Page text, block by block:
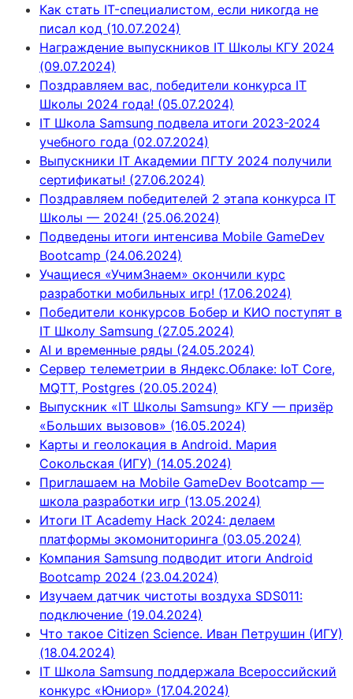
Как стать IT-специалистом, если никогда не
писал код (10.07.2024)
Награждение выпускников IT Школы КГУ 2024
(09.07.2024)
Поздравляем вас, победители конкурса IT
Школы 2024 года! (05.07.2024)
IT Школа Samsung подвела итоги 2023-2024
учебного года (02.07.2024)
Выпускники IT Академии ПГТУ 2024 получили
сертификаты! (27.06.2024)
Поздравляем победителей 2 этапа конкурса IT
Школы — 2024! (25.06.2024)
Подведены итоги интенсива Mobile GameDev
Bootcamp (24.06.2024)
Учащиеся «УчимЗнаем» окончили курс
разработки мобильных игр! (17.06.2024)
Победители конкурсов Бобер и КИО поступят в
IT Школу Samsung (27.05.2024)
AI и временные ряды (24.05.2024)
Сервер телеметрии в Яндекс.Облаке: IoT Core,
MQTT, Postgres (20.05.2024)
Выпускник «IT Школы Samsung» КГУ — призёр
«Больших вызовов» (16.05.2024)
Карты и геолокация в Android. Мария
Сокольская (ИГУ) (14.05.2024)
Приглашаем на Mobile GameDev Bootcamp —
школа разработки игр (13.05.2024)
Итоги IT Academy Hack 2024: делаем
платформы экомониторинга (03.05.2024)
Компания Samsung подводит итоги Android
Bootcamp 2024 (23.04.2024)
Изучаем датчик чистоты воздуха SDS011:
подключение (19.04.2024)
Что такое Citizen Science. Иван Петрушин (ИГУ)
(18.04.2024)
IT Школа Samsung поддержала Всероссийский
конкурс «Юниор» (17.04.2024)